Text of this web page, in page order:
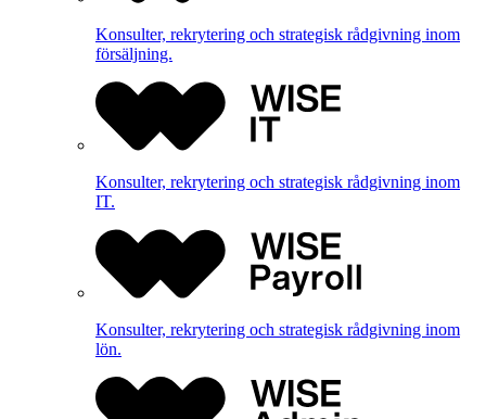
Konsulter, rekrytering och strategisk rådgivning inom
försäljning.
Konsulter, rekrytering och strategisk rådgivning inom
IT.
Konsulter, rekrytering och strategisk rådgivning inom
lön.